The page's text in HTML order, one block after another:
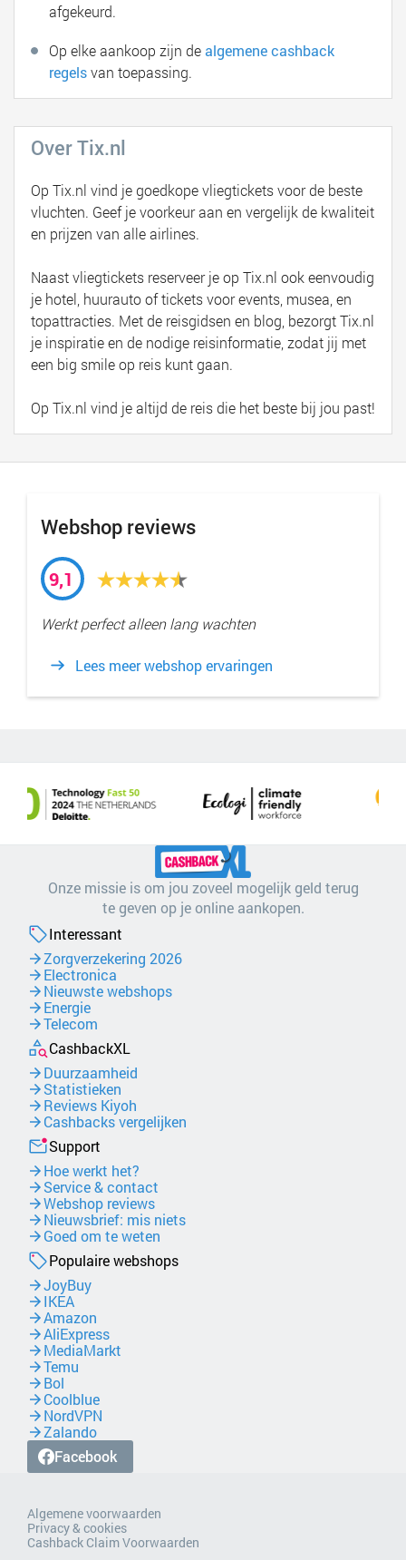
afgekeurd.
Op elke aankoop zijn dealgemene cashback
regelsvan toepassing.
Over Tix.nl
Op Tix.nl vind je goedkope vliegtickets voor de beste
vluchten. Geef je voorkeur aan en vergelijk de kwaliteit
en prijzen van alle airlines.
Naast vliegtickets reserveer je op Tix.nl ook eenvoudig
je hotel, huurauto of tickets voor events, musea, en
topattracties. Met de reisgidsen en blog, bezorgt Tix.nl
je inspiratie en de nodige reisinformatie, zodat jij met
een big smile op reis kunt gaan.
Op Tix.nl vind je altijd de reis die het beste bij jou past!
Webshop reviews
9,1
Werkt perfect alleen lang wachten
Lees meer webshop ervaringen
Onze missie is om jou zoveel mogelijk geld terug
te geven op je online aankopen.
Interessant
Zorgverzekering 2026
Electronica
Nieuwste webshops
Energie
Telecom
CashbackXL
Duurzaamheid
Statistieken
Reviews Kiyoh
Cashbacks vergelijken
Support
Hoe werkt het?
Service & contact
Webshop reviews
Nieuwsbrief: mis niets
Goed om te weten
Populaire webshops
JoyBuy
IKEA
Amazon
AliExpress
MediaMarkt
Temu
Bol
Coolblue
NordVPN
Zalando
Facebook
Algemene voorwaarden
Privacy & cookies
Cashback Claim Voorwaarden